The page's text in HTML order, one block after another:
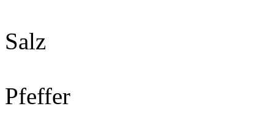
Salz
Pfeffer